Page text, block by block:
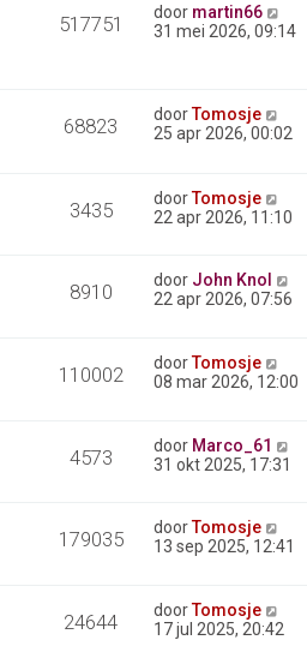
517751 door martin66
31 mei 2026, 09:14
68823 doorTomosje
25 apr 2026, 00:02
3435 doorTomosje
22 apr 2026, 11:10
8910 door John Knol
22 apr 2026, 07:56
110002 doorTomosje
08 mar 2026, 12:00
4573 door Marco_61
31 okt 2025, 17:31
179035 doorTomosje
13 sep 2025, 12:41
24644 doorTomosje
17 jul 2025, 20:42